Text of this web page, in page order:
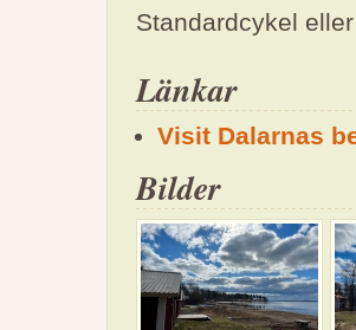
Standardcykel
Länkar
Visit Dalarnas
Bilder